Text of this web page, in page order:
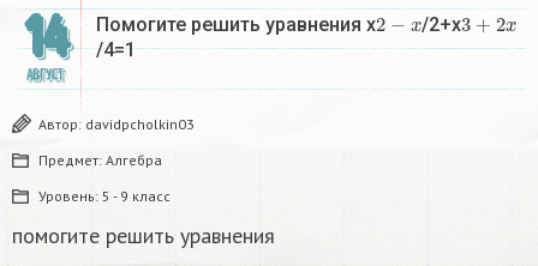
14
АВГУСТ
Помогите решить уравнения x2−x /2+x3+ x
/4=1
Автор: davidpcholkin03
Предмет: Алгебра
Уровень: 5 - 9 класс
помогите решить уравнения